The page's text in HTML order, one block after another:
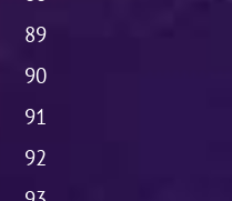
89
90
91
92